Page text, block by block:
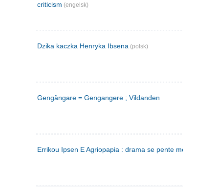
criticism (engelsk)
Dzika kaczka Henryka Ibsena (polsk)
Gengångare = Gengangere ; Vildanden
Errikou Ipsen E Agriopapia : drama se pente mere